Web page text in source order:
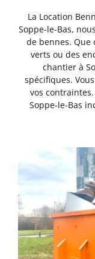
La Location
Soppe-le-Bas,
de bennes. Que
verts ou des
chantier à
spécifiques.
vos
Soppe-le-Bas